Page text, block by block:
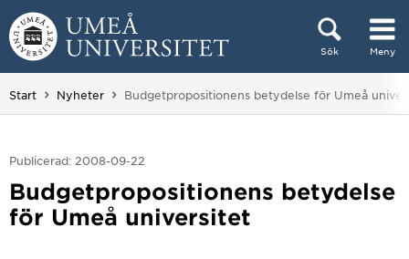
Hoppa direkt till innehållet
Sök Meny
Huvudmenyn dold.
Start Nyheter Du är här:
Budgetpropositionens betydelse för Umeå
Publicerad: 2008-09-22
Budgetpropositionens betydelse
för Umeå universitet